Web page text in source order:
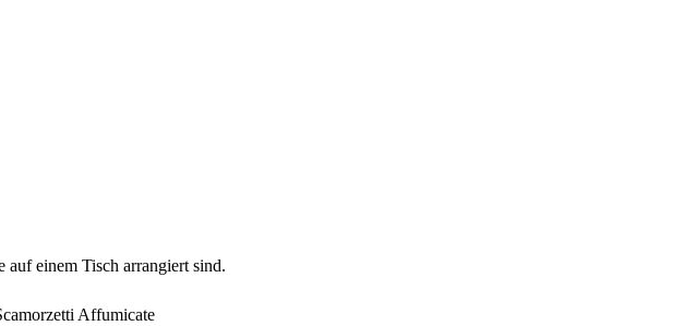
Affumicate